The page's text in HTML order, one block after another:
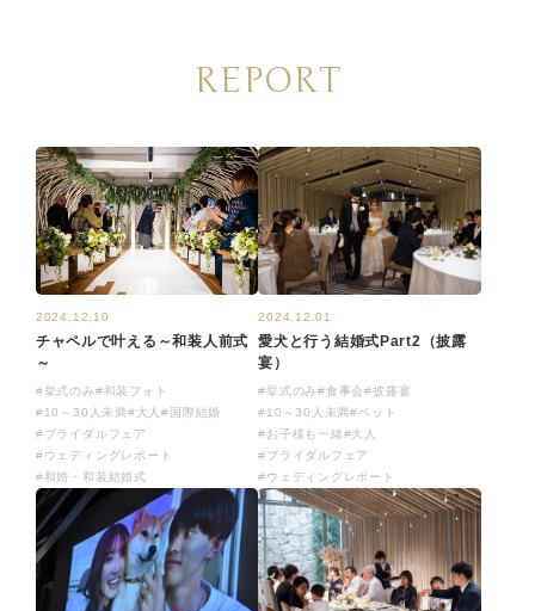
REPORT
2024.12.10
チャペルで叶える～和装人前式
～
#挙式のみ#和装フォト
#10～30人未満#大人#国際結婚
#ブライダルフェア
#ウェディングレポート
#和婚・和装結婚式
2024.12.01
愛犬と行う結婚式Part2（披露
宴）
#挙式のみ#食事会#披露宴
#10～30人未満#ペット
#お子様も一緒#大人
#ブライダルフェア
#ウェディングレポート